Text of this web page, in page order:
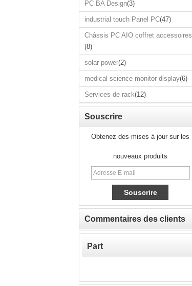
PC BA Design(3)
industrial touch Panel PC(47)
Châssis PC AIO coffret accessoires
(8)
solar power(2)
medical science monitor display(6)
Services de rack(12)
Souscrire
Obtenez des mises à jour sur les
nouveaux produits
Commentaires des clients
Part